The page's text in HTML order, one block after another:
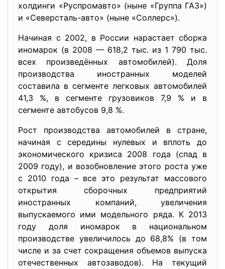
холдинги «Руспромавто» (ныне «Группа ГАЗ»)
и «Северсталь-авто» (ныне «Соллерс»).
Начиная с 2002, в России нарастает сборка
иномарок (в 2008 — 618,2 тыс. из 1 790 тыс.
всех произведённых автомобилей). Доля
производства иностранных моделей
составила в сегменте легковых автомобилей
41,3 %, в сегменте грузовиков 7,9 % и в
сегменте автобусов 9,8 %.
Рост производства автомобилей в стране,
начиная с середины нулевых и вплоть до
экономического кризиса 2008 года (спад в
2009 году), и возобновление этого роста уже
с 2010 года – все это результат массового
открытия сборочных предприятий
иностранных компаний, увеличения
выпускаемого ими модельного ряда. К 2013
году доля иномарок в национальном
производстве увеличилось до 68,8% (в том
числе и за счет сокращения объемов выпуска
отечественных автозаводов). На текущий